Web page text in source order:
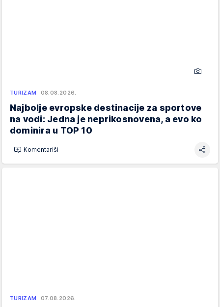
TURIZAM 08.08.2026.
Najbolje evropske destinacije za sportove
na vodi: Jedna je neprikosnovena, a evo ko
dominira u TOP 10
Komentariši
TURIZAM 07.08.2026.